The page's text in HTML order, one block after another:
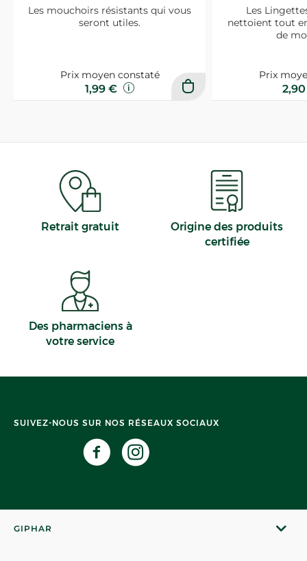
Les mouchoirs résistants qui vous
seront utiles.
Prix moyen constaté
1,99 €
Les
nettoient tout
de
Prix
Retrait gratuit
Origine des produits
certifiée
Des pharmaciens à
votre service
SUIVEZ-NOUS SUR NOS RÉSEAUX SOCIAUX
GIPHAR